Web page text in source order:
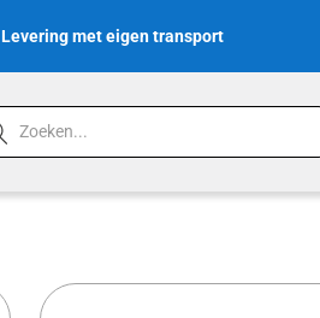
Levering met eigen transport